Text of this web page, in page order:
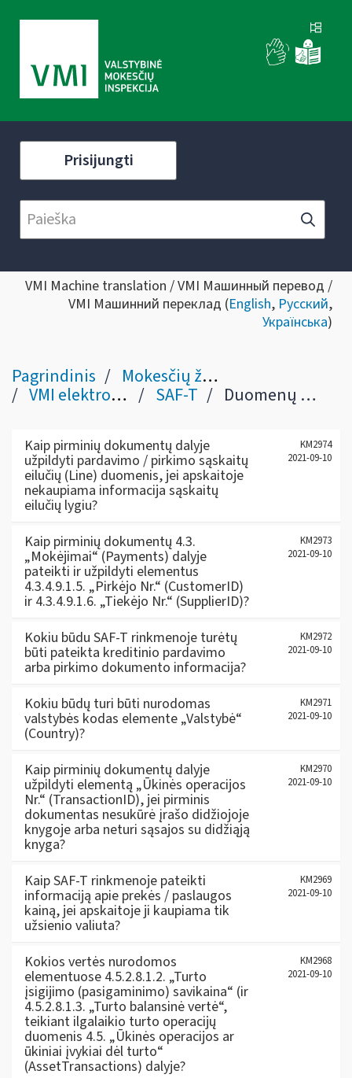
Prisijungti
VMI Machine translation / VMI Машинный перевод /
VMI Машинний переклад (English, Русский,
Українська)
Pagrindinis Mokesčių žinynas
VMI elektroninės sistemos SAF-T Duomenų Pirminių dokumentų dalyje pildymas
Kaip pirminių dokumentų dalyje
užpildyti pardavimo / pirkimo sąskaitų
eilučių (Line) duomenis, jei apskaitoje
nekaupiama informacija sąskaitų
eilučių lygiu?
KM2974
2021-09-10
Kaip pirminių dokumentų 4.3.
„Mokėjimai“ (Payments) dalyje
pateikti ir užpildyti elementus
4.3.4.9.1.5. „Pirkėjo Nr.“ (CustomerID)
ir 4.3.4.9.1.6. „Tiekėjo Nr.“ (SupplierID)?
KM2973
2021-09-10
Kokiu būdu SAF-T rinkmenoje turėtų
būti pateikta kreditinio pardavimo
arba pirkimo dokumento informacija?
KM2972
2021-09-10
Kokiu būdų turi būti nurodomas
valstybės kodas elemente „Valstybė“
(Country)?
KM2971
2021-09-10
Kaip pirminių dokumentų dalyje
užpildyti elementą „Ūkinės operacijos
Nr.“ (TransactionID), jei pirminis
dokumentas nesukūrė įrašo didžiojoje
knygoje arba neturi sąsajos su didžiąją
knyga?
KM2970
2021-09-10
Kaip SAF-T rinkmenoje pateikti
informaciją apie prekės / paslaugos
kainą, jei apskaitoje ji kaupiama tik
užsienio valiuta?
KM2969
2021-09-10
Kokios vertės nurodomos
elementuose 4.5.2.8.1.2. „Turto
įsigijimo (pasigaminimo) savikaina“ (ir
4.5.2.8.1.3. „Turto balansinė vertė“,
teikiant ilgalaikio turto operacijų
duomenis 4.5. „Ūkinės operacijos ar
ūkiniai įvykiai dėl turto“
(AssetTransactions) dalyje?
KM2968
2021-09-10